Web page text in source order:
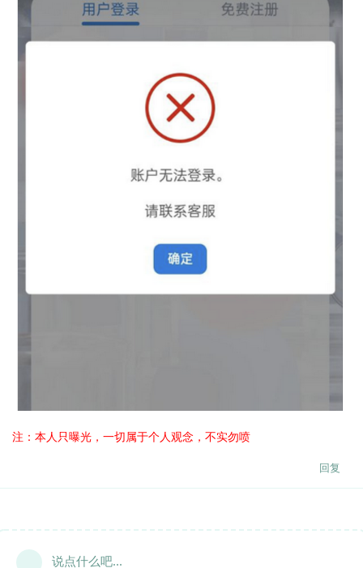
注：本人只曝光，一切属于个人观念，不实勿喷
回复
说点什么吧...